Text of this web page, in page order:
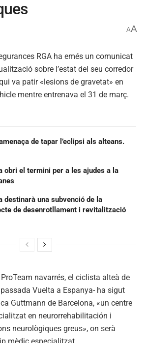
AA
RGA ha emés un comunicat
sobre l’estat del seu corredor
va patir «lesions de gravetat» en
mentre entrenava el 31 de març.
de tapar l’eclipsi als alteans.
obri el termini per a les ajudes a la
destinarà una subvenció de la
de desenrotllament i revitalització
navarrés, el ciclista alteà de
Vuelta a Espanya- ha sigut
Guttmann de Barcelona, «un centre
en neurorrehabilitación i
neurològiques greus», on serà